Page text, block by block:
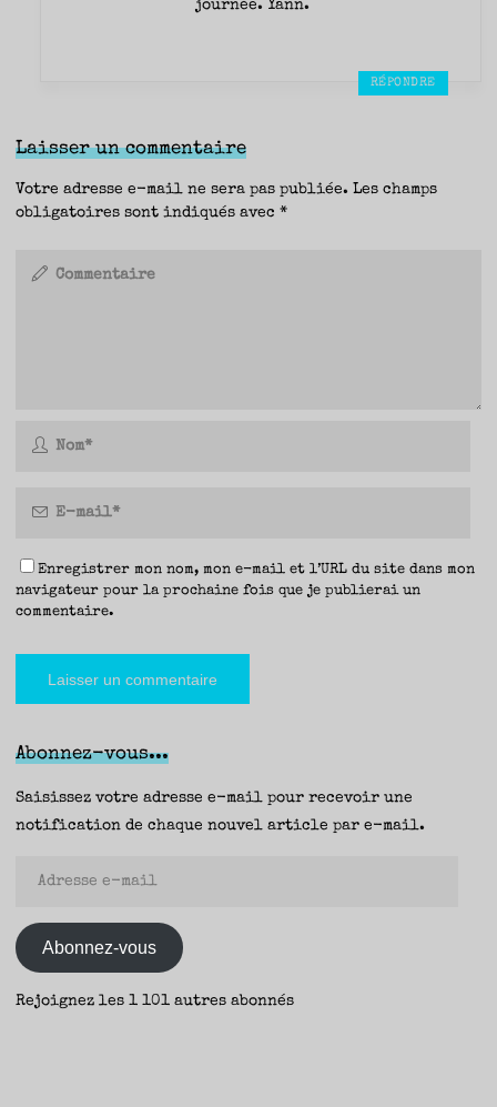
journée. Yann.
RÉPONDRE
Laisser un commentaire
Votre adresse e-mail ne sera pas publiée. Les champs
obligatoires sont indiqués avec*
Enregistrer mon nom, mon e-mail et l’URL du site dans mon
navigateur pour la prochaine fois que je publierai un
commentaire.
Abonnez-vous...
Saisissez votre adresse e-mail pour recevoir une
notification de chaque nouvel article par e-mail.
mail
Abonnez-vous
Rejoignez les 1 101 autres abonnés